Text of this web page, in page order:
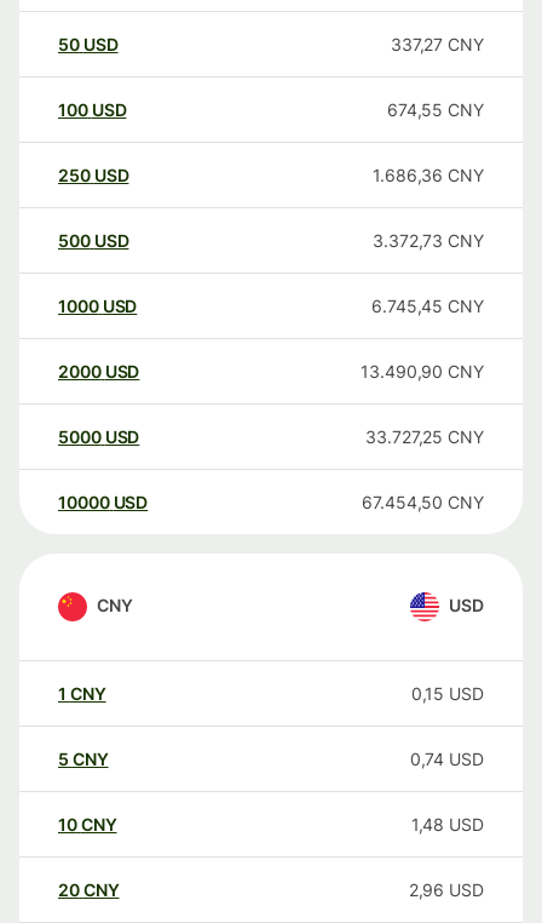
50 USD 337,27 CNY
100 USD 674,55 CNY
250 USD 1.686,36 CNY
500 USD 3.372,73 CNY
1000 USD 6.745,45 CNY
2000 USD 13.490,90 CNY
5000 USD 33.727,25 CNY
10000 USD 67.454,50 CNY
CNY USD
1 CNY 0,15 USD
5 CNY 0,74 USD
10CNY 1,48 USD
20CNY 2,96 USD